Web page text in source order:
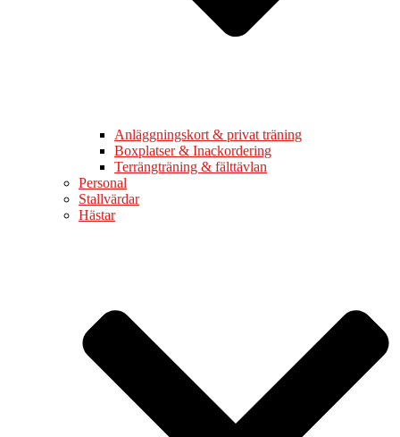
Anläggningskort & privat träning
Boxplatser & Inackordering
Terrängträning & fälttävlan
Personal
Stallvärdar
Hästar